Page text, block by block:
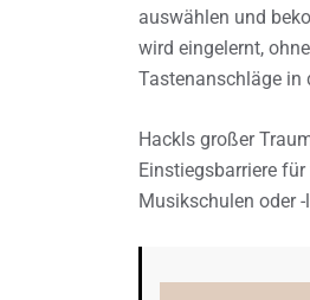
auswählen und
wird eingelernt,
Tastenanschläge in
Hackls großer
Einstiegsbarriere
Musikschulen oder